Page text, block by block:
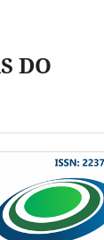
DO